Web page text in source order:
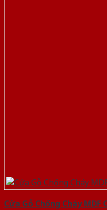
Cửa Gỗ Chống Cháy MDF